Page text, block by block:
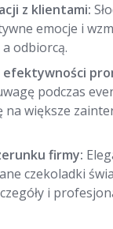
z klientami:
emocje i
odbiorcą.
efektywności
podczas
na większe
firmy:
czekoladki
i